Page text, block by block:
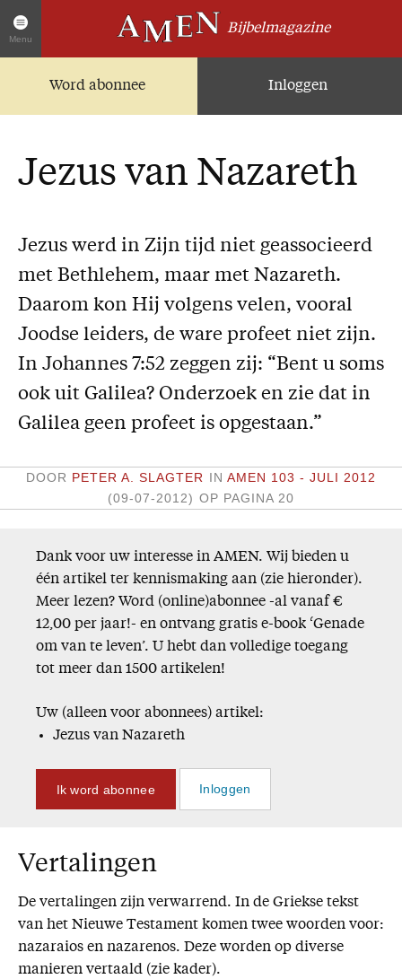
Menu
Bijbelmagazine
Word abonnee Inloggen
Artikelen
Zoek in alle artikelen
Facebook
Over AMEN
Abonnementen
Geschenkabonnement
Proefnummer AMEN
Steun AMEN
Missie
Service
Adreswijziging
Vragen en opmerkingen
En verder
Bijbelstudieagenda
Jezus van Nazareth
Jezus werd in Zijn tijd niet geassocieerd
met Bethlehem, maar met Nazareth.
Daarom kon Hij volgens velen, vooral
Joodse leiders, de ware profeet niet zijn.
In Johannes 7:52 zeggen zij: “Bent u soms
ook uit Galilea? Onderzoek en zie dat in
Galilea geen profeet is opgestaan.”
DOOR PETER A. SLAGTER IN AMEN 103 - JULI 2012
(09-07-2012) OP PAGINA 20
Dank voor uw interesse in AMEN. Wij bieden u
één artikel ter kennismaking aan (zie hieronder).
Meer lezen? Word (online)abonnee -al vanaf €
12,00 per jaar!- en ontvang gratis e-book ‘Genade
om van te leven’. U hebt dan volledige toegang
tot meer dan 1500 artikelen!
Uw (alleen voor abonnees) artikel:
Jezus van Nazareth
Ik word abonnee Inloggen
Vertalingen
De vertalingen zijn verwarrend. In de Griekse tekst
van het Nieuwe Testament komen twee woorden voor:
nazaraios en nazarenos. Deze worden op diverse
manieren vertaald (zie kader).